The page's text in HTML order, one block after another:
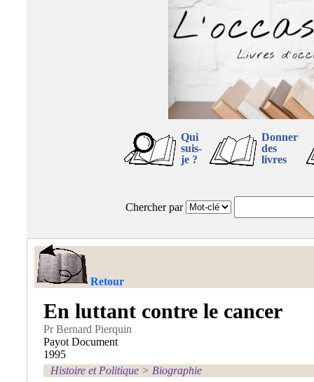
Qui
suis-
je ?
Donner
des
livres
Chercher par
Retour
En luttant contre le cancer
Pr Bernard Pierquin
Payot Document
1995
Histoire et Politique > Biographie